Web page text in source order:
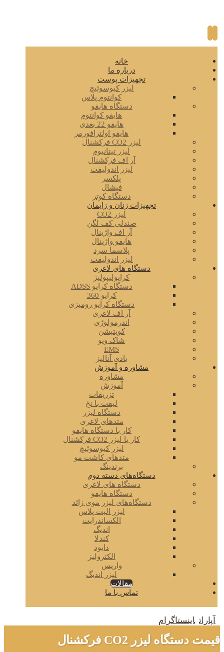
خانه
درباره ما
تجهیزات پوست
لیزر کیوسوئیچ
کوانتوم پلاس
دستگاه هایفو
هایفو کوانتوم
هایفو 22 بعدی
هایفو اولترافورمر
لیزر CO2 فرکشنال
لیزر تیتانیوم
آر اف فرکشنال
لیزر اندولیفت
پلکسر
فیشال
دستگاه کوتر
تجهیزات زنان و زایمان
لیزر CO2
صندلی کف لگن
آر اف واژینال
هایفو واژینال
پلاسما سرد
لیزر اندولیفت
دستگاه های لاغری
کرایولیپولیز
دستگاه کرایو ADSS
کرایو 360
دستگاه کرایو رومیزی
آر اف لاغری
اندرمولوژی
کویتیشن
شاک ویو
EMS
بادی آنالیز
مشاوره و آموزش
مشاوره
آموزش
تزریقات
لیفت با نخ
دستگاه لیزر
متدهای لاغری
کار با دستگاه هایفو
کار با لیزر CO2 فرکشنال
لیزر کیوسوئیچ
متدهای کاشت مو
برندینگ
دستگاه‌های دسته دوم
دستگاه های لاغری
دستگاه هایفو
دستگاه‌های لیزر موی زائد
لیزر الیت پلاس
الکساندرایت
اندیگ
کندلا
دایود
الکترولیز
واریس
لیزر اندیگ
مقالات
تماس با ما
آپارات اینستاگرام
قیمت دستگاه لیزر CO2 فرکشنال